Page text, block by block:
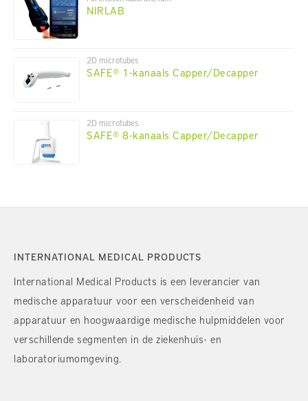
NIRLAB
2D microtubes
SAFE® 1-kanaals Capper/Decapper
2D microtubes
SAFE® 8-kanaals Capper/Decapper
INTERNATIONAL MEDICAL PRODUCTS
International Medical Products is een leverancier van
medische apparatuur voor een verscheidenheid van
apparatuur en hoogwaardige medische hulpmiddelen voor
verschillende segmenten in de ziekenhuis- en
laboratoriumomgeving.